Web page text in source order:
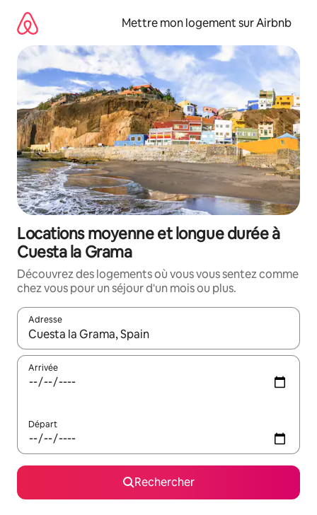
directement
contenu
Mettre mon logement sur Airbnb
Locations moyenne et longue durée à
Cuesta la Grama
Découvrez des logements où vous vous sentez comme
chez vous pour un séjour d'un mois ou plus.
Adresse
Lorsque les résultats s'affichent, utilisez les flèches vers le
Arrivée
Départ
Rechercher